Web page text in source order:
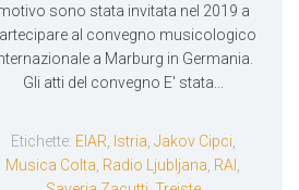
sono stata invitata nel 2019 a
al convegno musicologico
a Marburg in Germania.
Gli atti del convegno E' stata...
Etichette: EIAR Istria Jakov Cipci
Musica Colta Radio Ljubljana RAI